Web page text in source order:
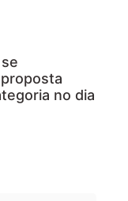
no dia